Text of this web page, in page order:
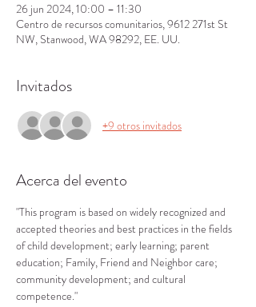
26 jun 2024, 10:00 – 11:30
Centro de recursos comunitarios, 9612 271st St
NW, Stanwood, WA 98292, EE. UU.
Invitados
+9 otros invitados
Acerca del evento
"This program is based on widely recognized and
accepted theories and best practices in the fields
of child development; early learning; parent
education; Family, Friend and Neighbor care;
community development; and cultural
competence."